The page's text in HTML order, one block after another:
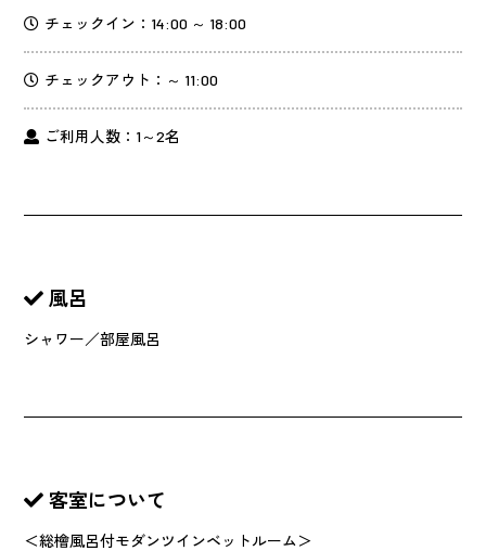
チェックイン：14:00 ～ 18:00
チェックアウト：～ 11:00
ご利用人数：1～2名
風呂
シャワー／部屋風呂
客室について
＜総檜風呂付モダンツインベットルーム＞